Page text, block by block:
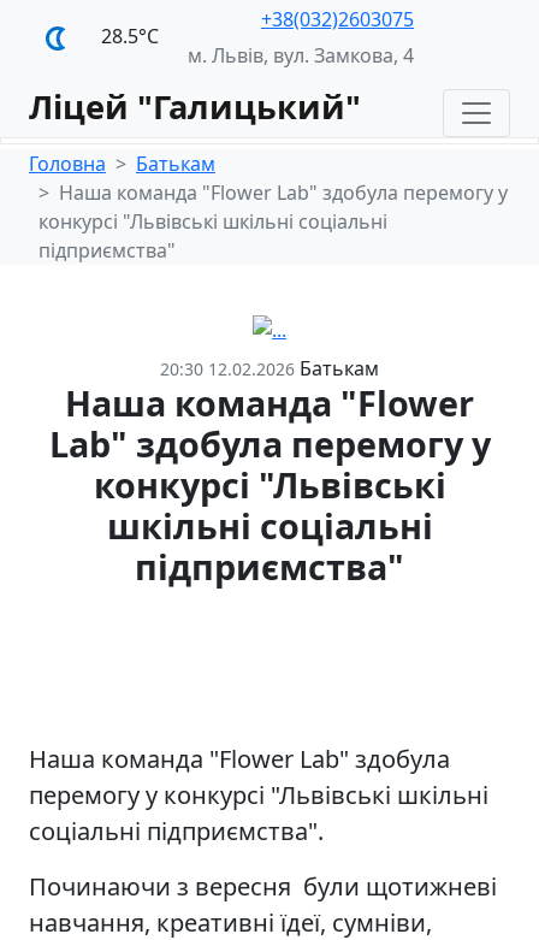
28.5°С
+38(032)2603075
м. Львів, вул. Замкова, 4
Ліцей "Галицький"
Головна
Батькам
Наша команда "Flower Lab" здобула перемогу у
конкурсі "Львівські шкільні соціальні
підприємства"
20:30 12.02.2026 Батькам
Наша команда "Flower
Lab" здобула перемогу у
конкурсі "Львівські
шкільні соціальні
підприємства"
Наша команда "Flower Lab" здобула
перемогу у конкурсі "Львівські шкільні
соціальні підприємства".
Починаючи з вересня були щотижневі
навчання, креативні їдеї, сумніви,